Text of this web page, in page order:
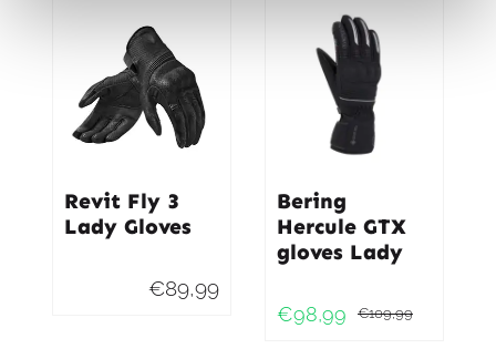
Revit Fly 3
Lady Gloves
€89,99
Bering
Hercule GTX
gloves Lady
€109,99
€98,99